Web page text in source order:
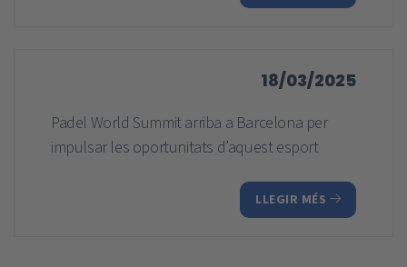
18/03/2025
Padel World Summit arriba a Barcelona per
impulsar les oportunitats d’aquest esport
LLEGIR MÉS